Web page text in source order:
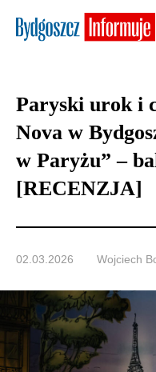
Paryski urok i
Nova w
w Paryżu” –
[RECENZJA]
02.03.2026 Wojciech